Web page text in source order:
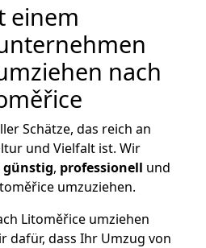
einem
nach
Schätze, das reich an
und Vielfalt ist. Wir
günstig, professionell und
umzuziehen.
Litoměřice umziehen
dafür, dass Ihr Umzug von